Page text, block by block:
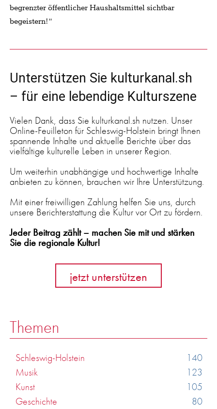
begrenzter öffentlicher Haushaltsmittel sichtbar
begeistern!“
Unterstützen Sie kulturkanal.sh
– für eine lebendige Kulturszene
Vielen Dank, dass Sie kulturkanal.sh nutzen. Unser
Online-Feuilleton für Schleswig-Holstein bringt Ihnen
spannende Inhalte und aktuelle Berichte über das
vielfältige kulturelle Leben in unserer Region.
Um weiterhin unabhängige und hochwertige Inhalte
anbieten zu können, brauchen wir Ihre Unterstützung.
Mit einer freiwilligen Zahlung helfen Sie uns, durch
unsere Berichterstattung die Kultur vor Ort zu fördern.
Jeder Beitrag zählt – machen Sie mit und stärken
Sie die regionale Kultur!
jetzt unterstützen
Themen
Schleswig-Holstein
140
Musik
123
Kunst
105
Geschichte
80